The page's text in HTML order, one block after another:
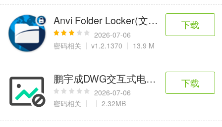
Anvi Folder Locker(文件夹加密锁定工
2026-07-06
密码相关
v1.2.1370 13.9 M
下载
鹏宇成DWG交互式电子签名工具
2026-07-06
密码相关
2.32MB
下载